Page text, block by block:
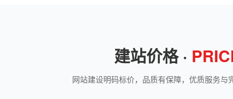
建站价格 ·
网站建设明码标价，品质有保障，优质服务与